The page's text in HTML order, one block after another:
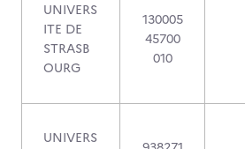
UNIVERS
ITE DE
STRASB
OURG
130005
45700
010
UNIVERS